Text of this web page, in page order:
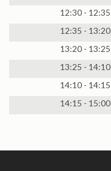
12:30 - 12:35
12:35 - 13:20
13:20 - 13:25
13:25 - 14:10
14:10 - 14:15
14:15 - 15:00